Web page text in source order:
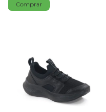
Comprar